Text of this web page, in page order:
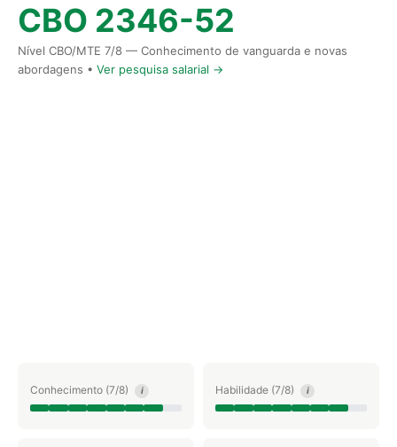
CBO 2346-52
Nível CBO/MTE 7/8 — Conhecimento de vanguarda e novas
abordagens • Ver pesquisa salarial →
Conhecimento (7/8) i Habilidade (7/8) i